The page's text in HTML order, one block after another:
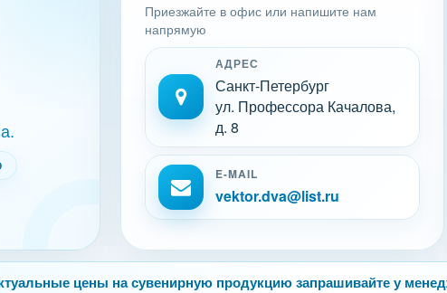
Приезжайте в офис или напишите нам
напрямую
АДРЕС
Санкт-Петербург
ул. Профессора Качалова,
д. 8
E-MAIL
vektor.dva@list.ru
цены на сувенирную продукцию запрашивайте у